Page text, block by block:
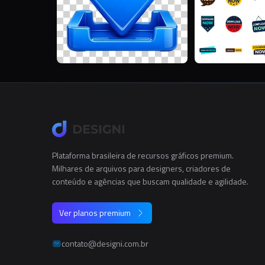
Plataforma brasileira de recursos gráficos premium.
Milhares de arquivos para designers, criadores de
conteúdo e agências que buscam qualidade e agilidade.
Ver planos premium
contato@designi.com.br